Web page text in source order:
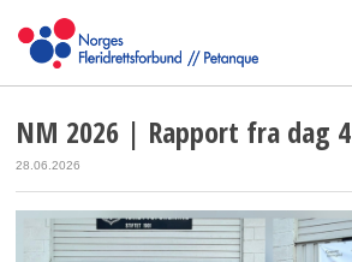
NM 2026 | Rapport fra dag 4
28.06.2026